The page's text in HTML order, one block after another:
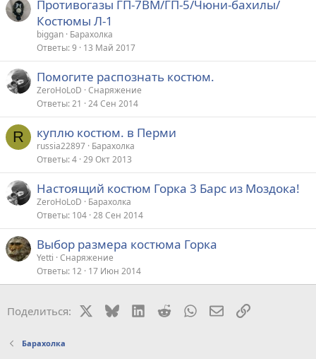
Противогазы ГП-7ВМ/ГП-5/Чюни-бахилы/
Костюмы Л-1
biggan Барахолка
Ответы 9 13 Май 2017
Помогите распознать костюм.
ZeroHoLoD Снаряжение
Ответы 21 24 Сен 2014
R куплю костюм. в Перми
russia22897 Барахолка
Ответы 4 29 Окт 2013
Настоящий костюм Горка 3 Барс из Моздока!
ZeroHoLoD
Барахолка
Ответы 104 28 Сен 2014
Выбор размера костюма Горка
Yetti Снаряжение
Ответы 12 17 Июн 2014
Поделиться: BlueskyLinkedIn
RedditWhatsAppЭлектронная
Ссылка
Барахолка